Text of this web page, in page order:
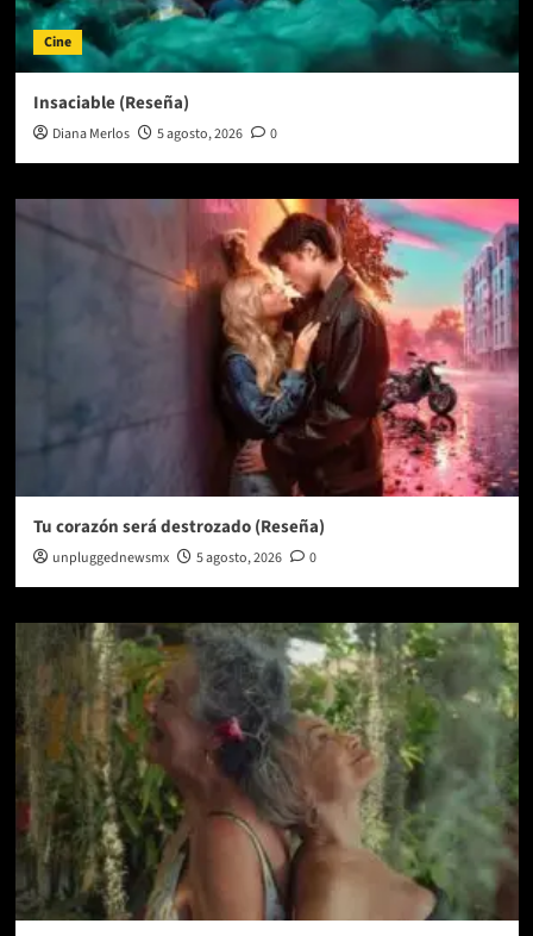
Cine
Insaciable (Reseña)
Diana Merlos 5 agosto, 2026 0
Tu corazón será destrozado (Reseña)
unpluggednewsmx 5 agosto, 2026 0